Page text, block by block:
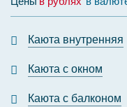
Каюта внутренняя
Каюта с окном
Каюта с балконом